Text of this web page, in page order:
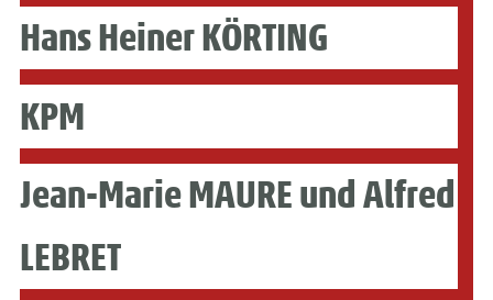
Hans Heiner KÖRTING
KPM
Jean-Marie MAURE und Alfred
LEBRET